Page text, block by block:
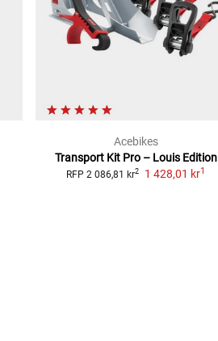
Acebikes
Transport Kit Pro – Louis Edition
RFP 2 086,81 kr2 1 428,01 kr1